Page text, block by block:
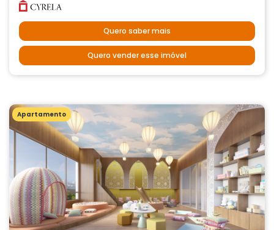
Quero saber mais
Quero vender esse imóvel
Apartamento